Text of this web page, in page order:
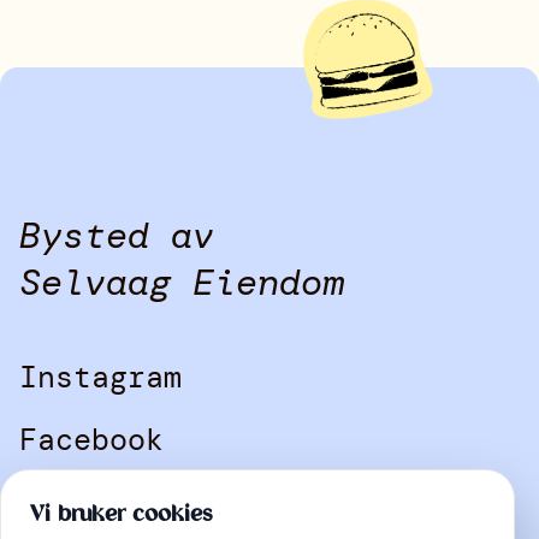
Instagram
Facebook
Kontakt
Bysted av
Selvaag Eiendom
Vi bruker cookies